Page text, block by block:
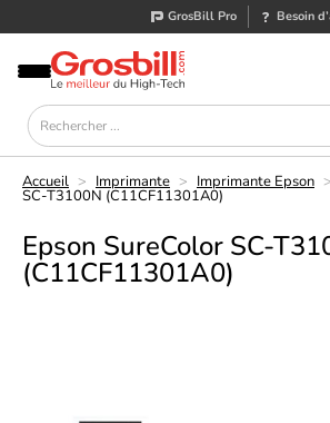
GrosBill Pro Besoin
Accueil > Imprimante > Imprimante Epson >
SC-T3100N (C11CF11301A0)
Epson SureColor SC-
(C11CF11301A0)